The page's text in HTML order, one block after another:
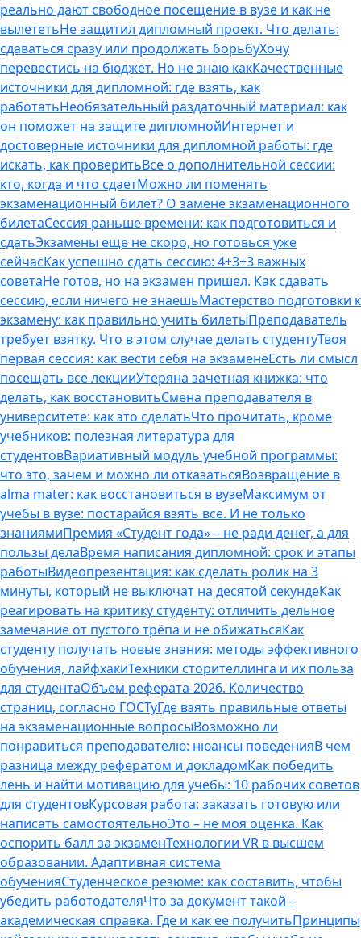
реально дают свободное посещение в вузе и как не
вылететьНе защитил дипломный проект. Что делать:
сдаваться сразу или продолжать борьбуХочу
перевестись на бюджет. Но не знаю какКачественные
источники для дипломной: где взять, как
работатьНеобязательный раздаточный материал: как
он поможет на защите дипломнойИнтернет и
достоверные источники для дипломной работы: где
искать, как проверитьВсе о дополнительной сессии:
кто, когда и что сдаетМожно ли поменять
экзаменационный билет? О замене экзаменационного
билетаСессия раньше времени: как подготовиться и
сдатьЭкзамены еще не скоро, но готовься уже
сейчасКак успешно сдать сессию: 4+3+3 важных
советаНе готов, но на экзамен пришел. Как сдавать
сессию, если ничего не знаешьМастерство подготовки к
экзамену: как правильно учить билетыПреподаватель
требует взятку. Что в этом случае делать студентуТвоя
первая сессия: как вести себя на экзаменеЕсть ли смысл
посещать все лекцииУтеряна зачетная книжка: что
делать, как восстановитьСмена преподавателя в
университете: как это сделатьЧто прочитать, кроме
учебников: полезная литература для
студентовВариативный модуль учебной программы:
что это, зачем и можно ли отказатьсяВозвращение в
alma mater: как восстановиться в вузеМаксимум от
учебы в вузе: постарайся взять все. И не только
знаниямиПремия «Студент года» – не ради денег, а для
пользы делаВремя написания дипломной: срок и этапы
работыВидеопрезентация: как сделать ролик на 3
минуты, который не выключат на десятой секундеКак
реагировать на критику студенту: отличить дельное
замечание от пустого трёпа и не обижатьсяКак
студенту получать новые знания: методы эффективного
обучения, лайфхакиТехники сторителлинга и их польза
для студентаОбъем реферата-2026. Количество
страниц, согласно ГОСТуГде взять правильные ответы
на экзаменационные вопросыВозможно ли
понравиться преподавателю: нюансы поведенияВ чем
разница между рефератом и докладомКак победить
лень и найти мотивацию для учебы: 10 рабочих советов
для студентовКурсовая работа: заказать готовую или
написать самостоятельноЭто – не моя оценка. Как
оспорить балл за экзаменТехнологии VR в высшем
образовании. Адаптивная система
обученияСтуденческое резюме: как составить, чтобы
убедить работодателяЧто за документ такой –
академическая справка. Где и как ее получитьПринципы